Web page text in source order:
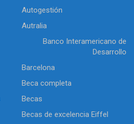
Autogestión
Autralia
Banco Interamericano de
Desarrollo
Barcelona
Beca completa
Becas
Becas de excelencia Eiffel